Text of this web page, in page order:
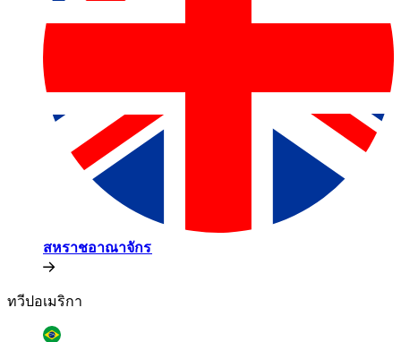
สหราชอาณาจักร​​
ทวีปอเมริกา​​